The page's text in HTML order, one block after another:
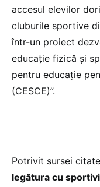
accesul elevilor
cluburile sportive
într-un proiect
educație fizică și
pentru educație
(CESCE)”.
Potrivit sursei
legătura cu